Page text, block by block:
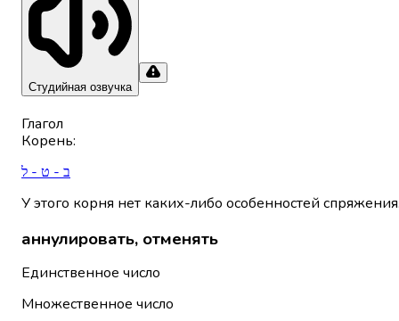
Студийная озвучка
Глагол
Корень:
ב - ט - ל
У этого корня нет каких-либо особенностей
аннулировать, отменять
Единственное число
Множественное число